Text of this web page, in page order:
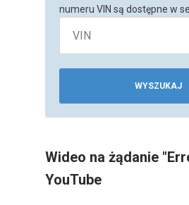
numeru VIN są dostępne w
WYSZUKAJ
Wideo na żądanie
YouTube